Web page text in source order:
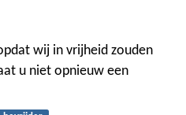
wij in vrijheid zouden
u niet opnieuw een